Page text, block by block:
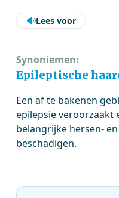
Lees voor
Synoniemen:
Epileptische
Een af te bakenen
epilepsie veroorzaakt
belangrijke hersen-
beschadigen.